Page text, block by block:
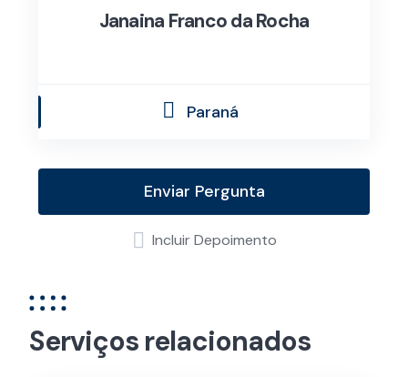
Janaina Franco da Rocha
Paraná
Enviar Pergunta
Incluir Depoimento
Serviços relacionados